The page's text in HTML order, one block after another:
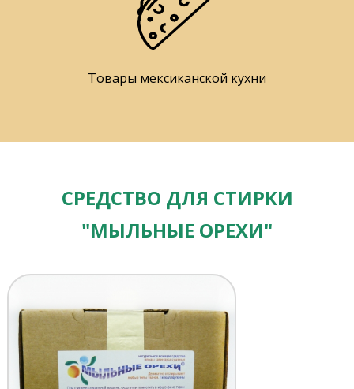
Товары мексиканской кухни
СРЕДСТВО ДЛЯ СТИРКИ
"МЫЛЬНЫЕ ОРЕХИ"